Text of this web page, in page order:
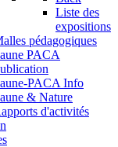
Liste des
expositions
pédagogiques
PACA
PACA Info
& Nature
d'activités